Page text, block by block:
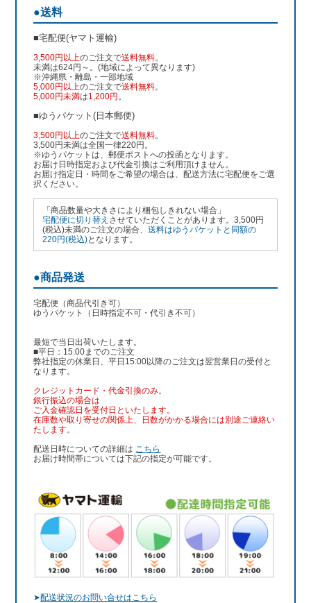
●送料
■宅配便(ヤマト運輸)
3,500円以上のご注文で送料無料。
未満は624円～。(地域によって異なります)
※沖縄県・離島・一部地域
5,000円以上のご注文で送料無料。
5,000円未満は1,200円 。
■ゆうパケット(日本郵便)
3,500円以上のご注文で送料無料。
3,500円未満は全国一律220円。
※ゆうパケットは、郵便ポストへの投函となります。
お届け日時指定および代金引換はご利用頂けません。
お届け指定日・時間をご希望の場合は、配送方法に宅配便をご選
択ください。
「商品数量や大きさにより梱包しきれない場合」
宅配便に切り替え させていただくことがあります。3,500円
(税込)未満のご注文の場合、送料はゆうパケットと同額の
220円(税込)となります。
●商品発送
宅配便（商品代引き可）
ゆうパケット（日時指定不可・代引き不可）
最短で当日出荷いたします。
■平日：15:00までのご注文
弊社指定の休業日、平日15:00以降のご注文は翌営業日の受付と
なります。
クレジットカード・代金引換のみ。
銀行振込の場合は
ご入金確認日を受付日といたします。
在庫数や取り寄せの関係上、日数がかかる場合には別途ご連絡い
たします。
配送日時についての詳細は こちら
お届け時間帯については下記の指定が可能です。
➤配送状況のお問い合せはこちら